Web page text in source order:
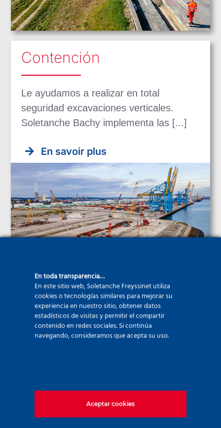
Contención
Le ayudamos a realizar en total
seguridad excavaciones verticales.
Soletanche Bachy implementa las [...]
En savoir plus
Túneles
En savoir plus
En toda transparencia…
En este sitio web, Soletanche Freyssinet utiliza
cookies o tecnologías similares para mejorar su
experiencia en nuestro sitio, obtener datos
estadísticos de visitas y permitir el compartir
contenido en redes sociales. Si continúa
navegando, consideramos que acepta su uso.
Aceptar cookies